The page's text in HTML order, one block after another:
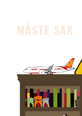
MÅSTE SAK